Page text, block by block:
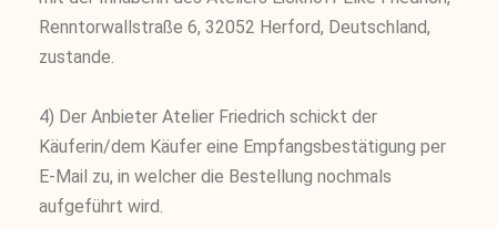
Renntorwallstraße 6, 32052 Herford, Deutschland,
zustande.
4) Der Anbieter Atelier Friedrich schickt der
Käuferin/dem Käufer eine Empfangsbestätigung per
E-Mail zu, in welcher die Bestellung nochmals
aufgeführt wird.